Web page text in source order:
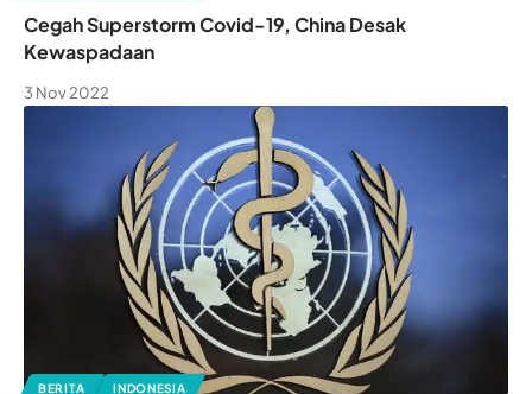
Cegah Superstorm Covid-19, China Desak
Kewaspadaan
3 Nov 2022
BERITA INDONESIA